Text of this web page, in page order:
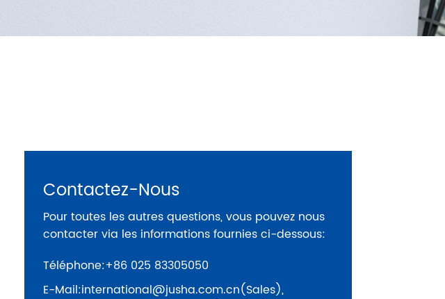
Contactez-Nous
Pour toutes les autres questions, vous pouvez nous
contacter via les informations fournies ci-dessous:
Téléphone:+86 025 83305050
E-Mail:international@jusha.com.cn(Sales),